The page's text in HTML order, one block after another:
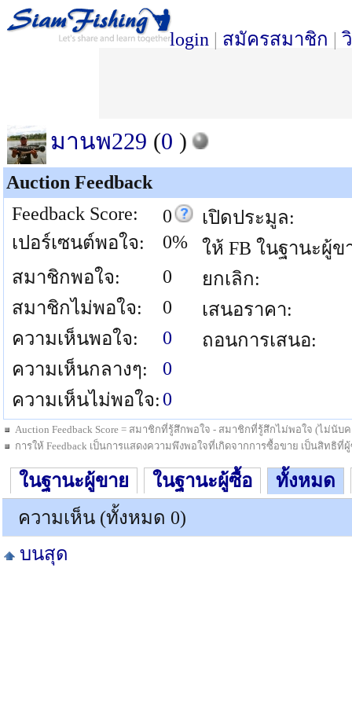
login | สมัครสมาชิก |
มานพ229 (0 )
Auction Feedback
Feedback Score:
0
เปอร์เซนต์พอใจ:
0%
สมาชิกพอใจ:
0
สมาชิกไม่พอใจ:
0
ความเห็นพอใจ:
0
ความเห็นกลางๆ:
0
ความเห็นไม่พอใจ: 0
เปิดประมูล:
ให้ FB ในฐานะผู้ข
ยกเลิก:
เสนอราคา:
ถอนการเสนอ:
Auction Feedback Score = สมาชิกที่รู้สึกพอใจ - สมาชิกที่รู้สึกไม่พอใจ (ไม่นั
การให้ Feedback เป็นการแสดงความพึงพอใจที่เกิดจากการซื้อขาย เป็นสิทธิ
ในฐานะผู้ขาย ในฐานะผู้ซื้อ
ทั้งหมด
ความเห็น (ทั้งหมด 0)
บนสุด